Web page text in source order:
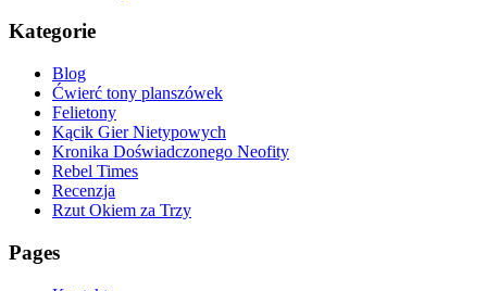
Kategorie
Blog
Ćwierć tony planszówek
Felietony
Kącik Gier Nietypowych
Kronika Doświadczonego Neofity
Rebel Times
Recenzja
Rzut Okiem za Trzy
Pages